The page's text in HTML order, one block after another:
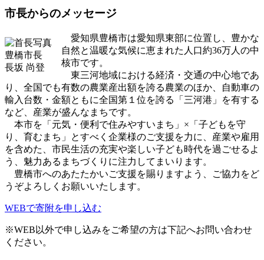
市長からのメッセージ
豊橋市長
長坂 尚登
愛知県豊橋市は愛知県東部に位置し、豊かな
自然と温暖な気候に恵まれた人口約36万人の中
核市です。
東三河地域における経済・交通の中心地であ
り、全国でも有数の農業産出額を誇る農業のほか、自動車の
輸入台数・金額ともに全国第１位を誇る「三河港」を有する
など、産業が盛んなまちです。
本市を「元気・便利で住みやすいまち」×「子どもを守
り、育むまち」とすべく企業様のご支援を力に、産業や雇用
を含めた、市民生活の充実や楽しい子ども時代を過ごせるよ
う、魅力あるまちづくりに注力してまいります。
豊橋市へのあたたかいご支援を賜りますよう、ご協力をど
うぞよろしくお願いいたします。
WEBで寄附を申し込む
※WEB以外で申し込みをご希望の方は下記へお問い合わせ
ください。